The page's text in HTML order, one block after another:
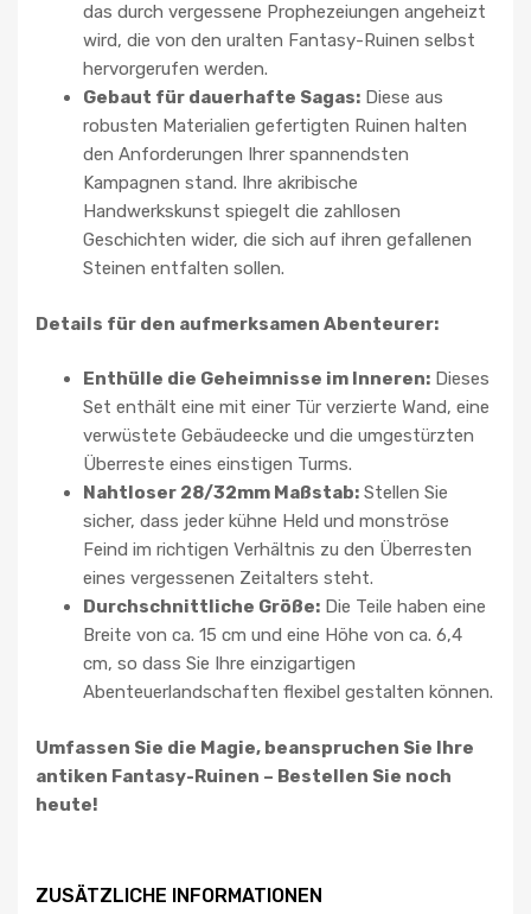
das durch vergessene Prophezeiungen angeheizt
wird, die von den uralten Fantasy-Ruinen selbst
hervorgerufen werden.
Gebaut für dauerhafte Sagas: Diese aus
robusten Materialien gefertigten Ruinen halten
den Anforderungen Ihrer spannendsten
Kampagnen stand. Ihre akribische
Handwerkskunst spiegelt die zahllosen
Geschichten wider, die sich auf ihren gefallenen
Steinen entfalten sollen.
Details für den aufmerksamen Abenteurer:
Enthülle die Geheimnisse im Inneren: Dieses
Set enthält eine mit einer Tür verzierte Wand, eine
verwüstete Gebäudeecke und die umgestürzten
Überreste eines einstigen Turms.
Nahtloser 28/32mm Maßstab: Stellen Sie
sicher, dass jeder kühne Held und monströse
Feind im richtigen Verhältnis zu den Überresten
eines vergessenen Zeitalters steht.
Durchschnittliche Größe: Die Teile haben eine
Breite von ca. 15 cm und eine Höhe von ca. 6,4
cm, so dass Sie Ihre einzigartigen
Abenteuerlandschaften flexibel gestalten können.
Umfassen Sie die Magie, beanspruchen Sie Ihre
antiken Fantasy-Ruinen – Bestellen Sie noch
heute!
ZUSÄTZLICHE INFORMATIONEN